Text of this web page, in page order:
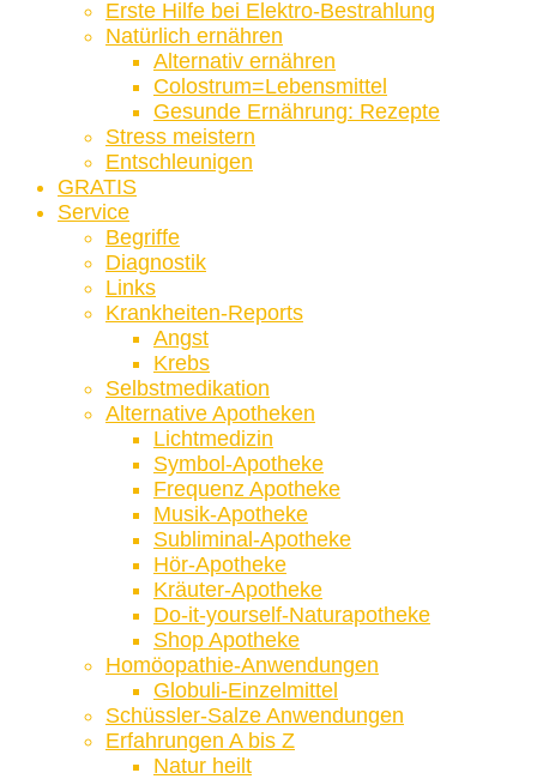
Erste Hilfe bei Elektro-Bestrahlung
Natürlich ernähren
Alternativ ernähren
Colostrum=Lebensmittel
Gesunde Ernährung: Rezepte
Stress meistern
Entschleunigen
GRATIS
Service
Begriffe
Diagnostik
Links
Krankheiten-Reports
Angst
Krebs
Selbstmedikation
Alternative Apotheken
Lichtmedizin
Symbol-Apotheke
Frequenz Apotheke
Musik-Apotheke
Subliminal-Apotheke
Hör-Apotheke
Kräuter-Apotheke
Do-it-yourself-Naturapotheke
Shop Apotheke
Homöopathie-Anwendungen
Globuli-Einzelmittel
Schüssler-Salze Anwendungen
Erfahrungen A bis Z
Natur heilt